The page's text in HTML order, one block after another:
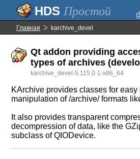
Простой
Главная karchive_devel
Qt addon providing
types of archives
karchive_devel-5.115.0-1-x86_64
KArchive provides classes for
manipulation of /archive/ formats
It also provides transparent
decompression of data, like the
subclass of QIODevice.